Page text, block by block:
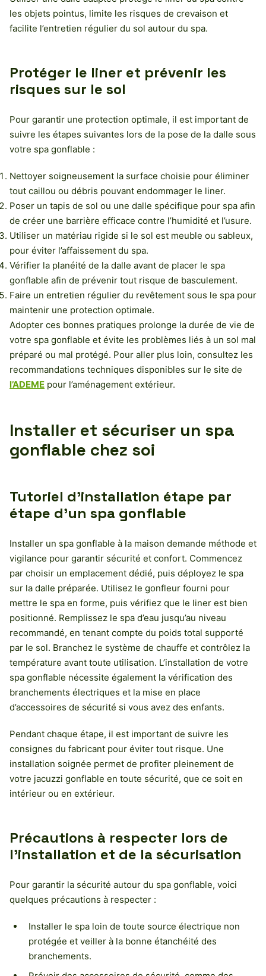
les objets pointus, limite les risques de crevaison et
facilite l’entretien régulier du sol autour du spa.
Protéger le liner et prévenir les
risques sur le sol
Pour garantir une protection optimale, il est important de
suivre les étapes suivantes lors de la pose de la dalle sous
votre spa gonflable :
Nettoyer soigneusement la surface choisie pour éliminer
tout caillou ou débris pouvant endommager le liner.
Poser un tapis de sol ou une dalle spécifique pour spa afin
de créer une barrière efficace contre l’humidité et l’usure.
Utiliser un matériau rigide si le sol est meuble ou sableux,
pour éviter l’affaissement du spa.
Vérifier la planéité de la dalle avant de placer le spa
gonflable afin de prévenir tout risque de basculement.
Faire un entretien régulier du revêtement sous le spa pour
maintenir une protection optimale.
Adopter ces bonnes pratiques prolonge la durée de vie de
votre spa gonflable et évite les problèmes liés à un sol mal
préparé ou mal protégé. Pour aller plus loin, consultez les
recommandations techniques disponibles sur le site de
l’ADEME pour l’aménagement extérieur.
Installer et sécuriser un spa
gonflable chez soi
Tutoriel d’installation étape par
étape d’un spa gonflable
Installer un spa gonflable à la maison demande méthode et
vigilance pour garantir sécurité et confort. Commencez
par choisir un emplacement dédié, puis déployez le spa
sur la dalle préparée. Utilisez le gonfleur fourni pour
mettre le spa en forme, puis vérifiez que le liner est bien
positionné. Remplissez le spa d’eau jusqu’au niveau
recommandé, en tenant compte du poids total supporté
par le sol. Branchez le système de chauffe et contrôlez la
température avant toute utilisation. L’installation de votre
spa gonflable nécessite également la vérification des
branchements électriques et la mise en place
d’accessoires de sécurité si vous avez des enfants.
Pendant chaque étape, il est important de suivre les
consignes du fabricant pour éviter tout risque. Une
installation soignée permet de profiter pleinement de
votre jacuzzi gonflable en toute sécurité, que ce soit en
intérieur ou en extérieur.
Précautions à respecter lors de
l’installation et de la sécurisation
Pour garantir la sécurité autour du spa gonflable, voici
quelques précautions à respecter :
Installer le spa loin de toute source électrique non
protégée et veiller à la bonne étanchéité des
branchements.